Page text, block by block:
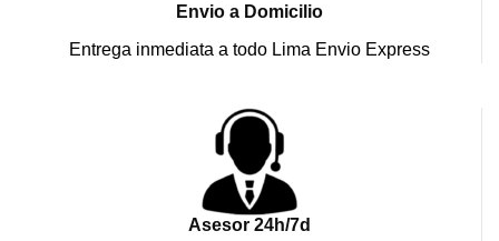
Envio a Domicilio
Entrega inmediata a todo Lima Envio Express
Asesor 24h/7d